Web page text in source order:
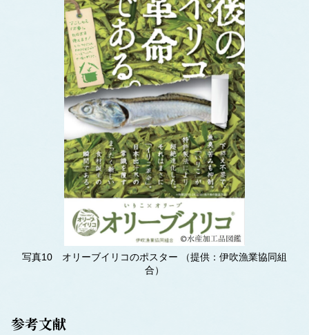
写真10 オリーブイリコのポスター （提供：伊吹漁業協同組
合）
参考文献